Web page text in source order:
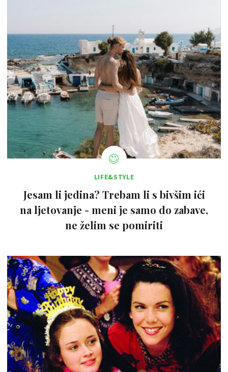
LIFE&STYLE
Jesam li jedina? Trebam li s bivšim ići
na ljetovanje - meni je samo do zabave,
ne želim se pomiriti